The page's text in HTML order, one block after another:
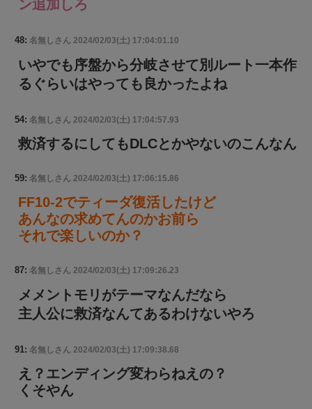
ン追加しろ
48: 名無しさん 2024/02/03(土) 17:04:01.10
いやでも序盤から分岐させて別ルート一本作
るぐらいはやっても良かったよね
54: 名無しさん 2024/02/03(土) 17:04:57.93
救済するにしてもDLCとかやないのこんなん
59: 名無しさん 2024/02/03(土) 17:06:15.86
FF10-2でティーダ復活したけど
あんなの求めてんのかお前ら
それで楽しいのか？
87: 名無しさん 2024/02/03(土) 17:09:26.23
メメントモリがテーマなんだなら
主人公に救済なんてあるわけないやろ
91: 名無しさん 2024/02/03(土) 17:09:38.68
え？エンディング変わらねえの？
くそやん